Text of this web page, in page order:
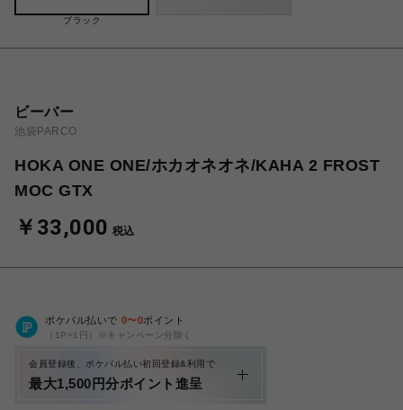
ブラック
ビーバー
池袋PARCO
HOKA ONE ONE/ホカオネオネ/KAHA 2 FROST
MOC GTX
￥33,000 税込
ポケパル払いで 0〜0ポイント
（1P=1円）※キャンペーン分除く
会員登録後、ポケパル払い初回登録&利用で
最大1,500円分ポイント進呈